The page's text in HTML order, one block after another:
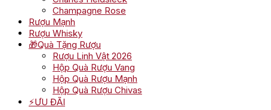
Champagne Rose
Rượu Mạnh
Rượu Whisky
🎁Quà Tặng Rượu
Rượu Linh Vật 2026
Hộp Quà Rượu Vang
Hộp Quà Rượu Mạnh
Hộp Quà Rượu Chivas
⚡ƯU ĐÃI